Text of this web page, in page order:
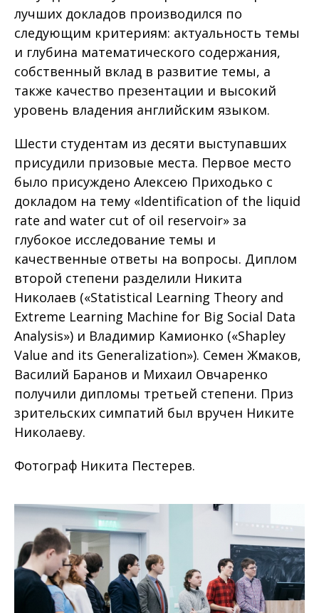
лучших докладов производился по
следующим критериям: актуальность темы
и глубина математического содержания,
собственный вклад в развитие темы, а
также качество презентации и высокий
уровень владения английским языком.
Шести студентам из десяти выступавших
присудили призовые места. Первое место
было присуждено Алексею Приходько с
докладом на тему «Identification of the liquid
rate and water cut of oil reservoir» за
глубокое исследование темы и
качественные ответы на вопросы. Диплом
второй степени разделили Никита
Николаев («Statistical Learning Theory and
Extreme Learning Machine for Big Social Data
Analysis») и Владимир Камионко («Shapley
Value and its Generalization»). Семен Жмаков,
Василий Баранов и Михаил Овчаренко
получили дипломы третьей степени. Приз
зрительских симпатий был вручен Никите
Николаеву.
Фотограф Никита Пестерев.